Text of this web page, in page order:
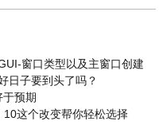
窗口类型以及主窗口创建
日子要到头了吗？
于预期
这个改变帮你轻松选择